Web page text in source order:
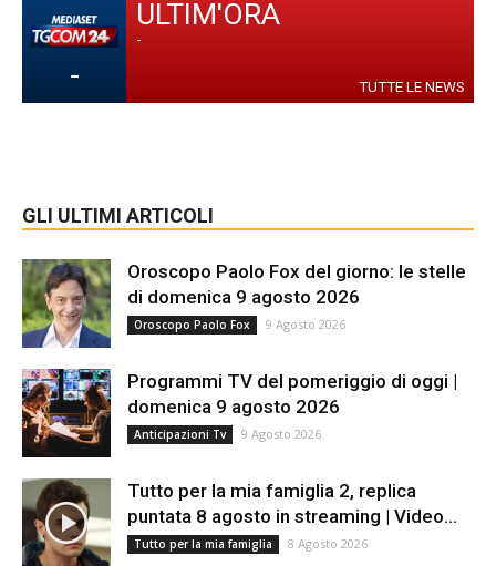
-
ULTIM'ORA
-
TUTTE LE NEWS
GLI ULTIMI ARTICOLI
Oroscopo Paolo Fox del giorno: le stelle
di domenica 9 agosto 2026
Oroscopo Paolo Fox 9 Agosto 2026
Programmi TV del pomeriggio di oggi |
domenica 9 agosto 2026
Anticipazioni Tv 9 Agosto 2026
Tutto per la mia famiglia 2, replica
puntata 8 agosto in streaming | Video...
Tutto per la mia famiglia 8 Agosto 2026